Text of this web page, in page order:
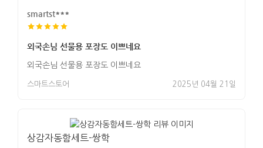
smartst***
외국손님 선물용 포장도 이쁘네요
외국손님 선물용 포장도 이쁘네요
스마트스토어 2025년 04월 21일
상감자동함세트-쌍학